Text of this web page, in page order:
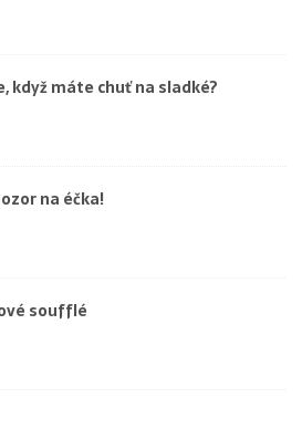
když máte chuť na sladké?
na éčka!
soufflé